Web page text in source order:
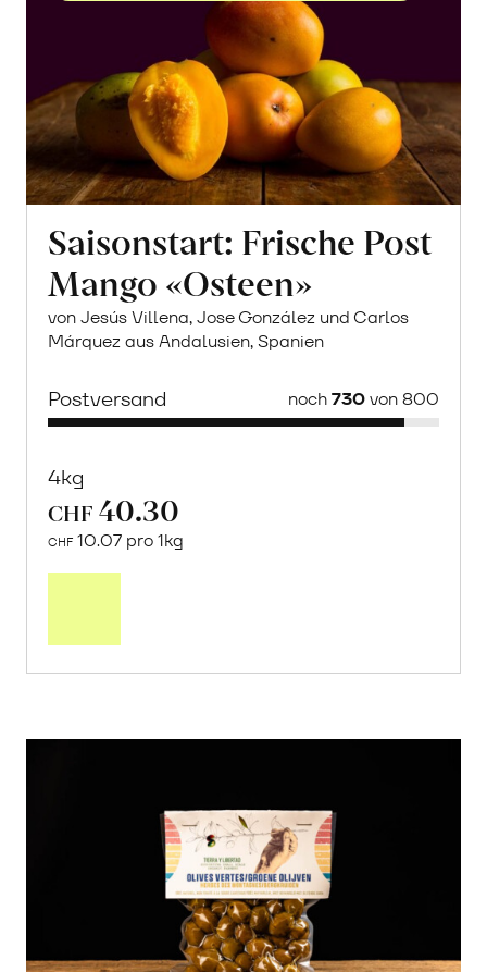
Saisonstart: Frische Post
Mango «Osteen»
von Jesús Villena, Jose González und Carlos
Márquez aus Andalusien, Spanien
Postversand noch730von 800
4kg
CHF 40.30
CHF 10.07 pro 1kg
Post